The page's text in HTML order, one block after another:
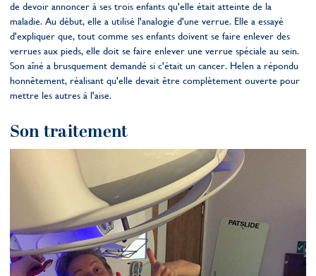
de devoir annoncer à ses trois enfants qu'elle était atteinte de la
maladie. Au début, elle a utilisé l'analogie d'une verrue. Elle a essayé
d'expliquer que, tout comme ses enfants doivent se faire enlever des
verrues aux pieds, elle doit se faire enlever une verrue spéciale au sein.
Son aîné a brusquement demandé si c'était un cancer. Helen a répondu
honnêtement, réalisant qu'elle devait être complètement ouverte pour
mettre les autres à l'aise.
Son traitement